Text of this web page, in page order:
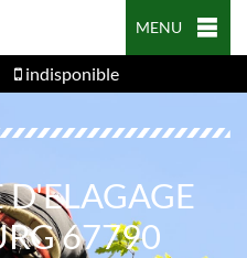
MENU
indisponible
D'ELAGAGE
67790